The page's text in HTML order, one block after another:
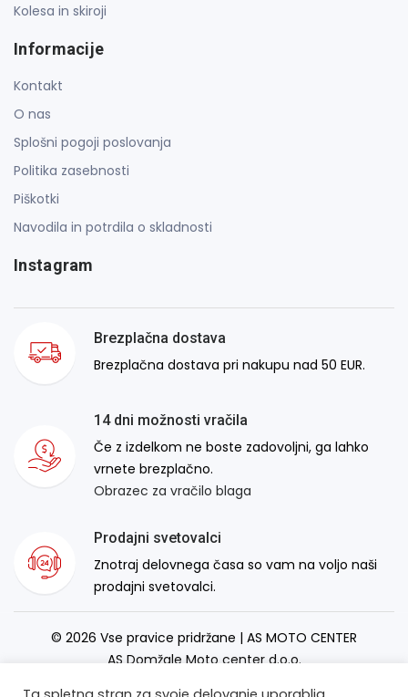
Kolesa in skiroji
Informacije
Kontakt
O nas
Splošni pogoji poslovanja
Politika zasebnosti
Piškotki
Navodila in potrdila o skladnosti
Instagram
Brezplačna dostava
Brezplačna dostava pri nakupu nad 50 EUR.
14 dni možnosti vračila
Če z izdelkom ne boste zadovoljni, ga lahko
vrnete brezplačno.
Obrazec za vračilo blaga
Prodajni svetovalci
Znotraj delovnega časa so vam na voljo naši
prodajni svetovalci.
© 2026 Vse pravice pridržane | AS MOTO CENTER
AS Domžale Moto center d.o.o.